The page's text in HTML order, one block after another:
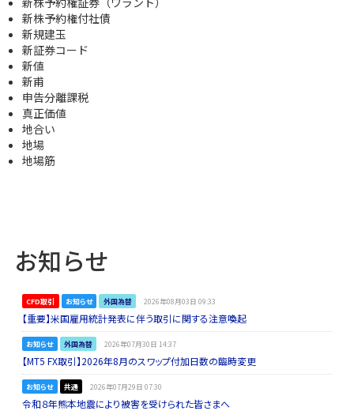
新株予約権付社債
新規建玉
新証券コード
新値
新甫
申告分離課税
真正価値
地合い
地場
地場筋
お知らせ
CFD取引 お知らせ 外国為替 2026年08月03日 09:33
【重要】米国雇用統計発表に伴う取引に関する注意喚起
お知らせ 外国為替 2026年07月30日 14:37
【MT5 FX取引】2026年8月のスワップ付加日数の臨時変更
お知らせ 共通 2026年07月29日 07:30
令和８年熊本地震により被害を受けられた皆さまへ